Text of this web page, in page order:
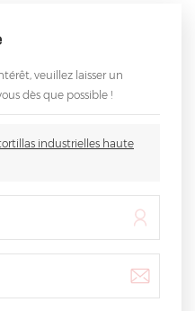
veuillez laisser un
dès que possible !
industrielles haute